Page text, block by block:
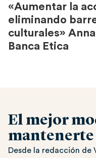
«Aumentar la
eliminando
culturales»
Banca Etica
El mejor
mantenerte
Desde la redacción de